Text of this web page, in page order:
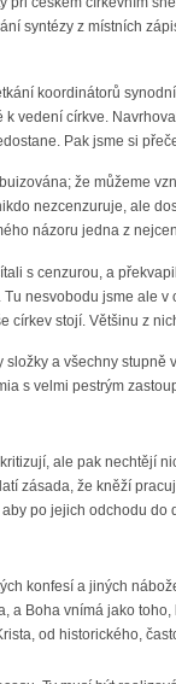
syntézy z místních
koordinátorů
vedení církve.
Pak jsme si
že můžeme
nezcenzuruje, ale
názoru jedna z
s cenzurou, a
nesvobodu jsme ale
stojí. Většinu z
a všechny
s velmi pestrým
ale pak nechtějí
zásada, že kněží
po jejich odchodu
konfesí a jiných
Boha vnímá jako
od historického,